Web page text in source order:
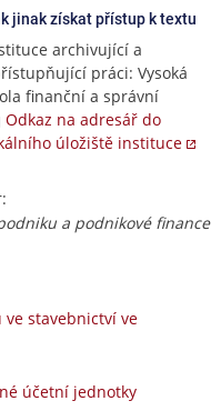
jinak získat přístup k textu
archivující a
práci: Vysoká
finanční a správní
Odkaz na adresář do
úložiště instituce
a podnikové finance
stavebnictví ve
účetní jednotky